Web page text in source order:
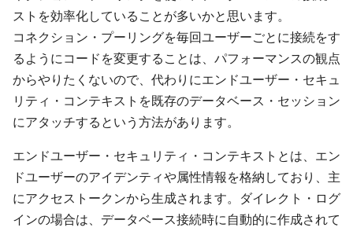
ストを効率化していることが多いかと思います。
コネクション・プーリングを毎回ユーザーごとに接続をす
るようにコードを変更することは、パフォーマンスの観点
からやりたくないので、代わりにエンドユーザー・セキュ
リティ・コンテキストを既存のデータベース・セッション
にアタッチするという方法があります。
エンドユーザー・セキュリティ・コンテキストとは、エン
ドユーザーのアイデンティや属性情報を格納しており、主
にアクセストークンから生成されます。ダイレクト・ログ
インの場合は、データベース接続時に自動的に作成されて